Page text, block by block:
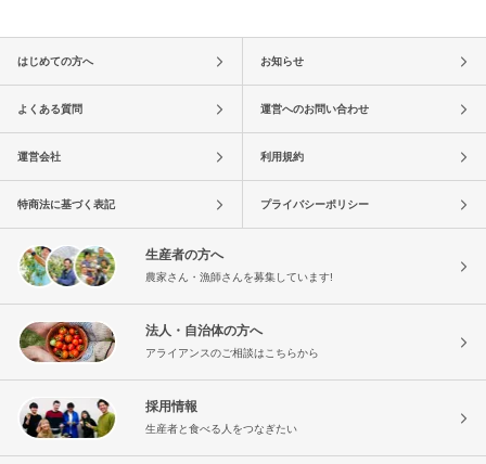
はじめての方へ お知らせ
よくある質問 運営へのお問い合わせ
運営会社 利用規約
特商法に基づく表記 プライバシーポリシー
生産者の方へ
農家さん・漁師さんを募集しています!
法人・自治体の方へ
アライアンスのご相談はこちらから
採用情報
生産者と食べる人をつなぎたい